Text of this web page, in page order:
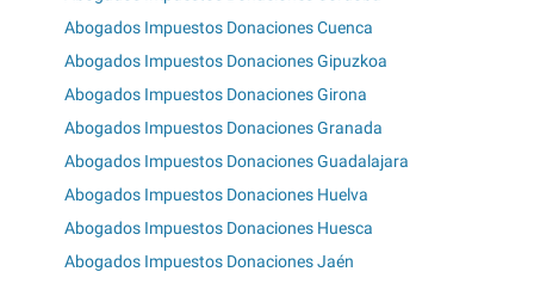
Abogados Impuestos Donaciones Cuenca
Abogados Impuestos Donaciones Gipuzkoa
Abogados Impuestos Donaciones Girona
Abogados Impuestos Donaciones Granada
Abogados Impuestos Donaciones Guadalajara
Abogados Impuestos Donaciones Huelva
Abogados Impuestos Donaciones Huesca
Abogados Impuestos Donaciones Jaén